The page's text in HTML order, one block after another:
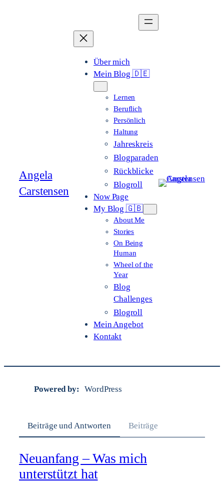
Angela
Carstensen
Über mich
Mein Blog 🇩🇪
Lernen
Beruflich
Persönlich
Haltung
Jahreskreis
Blogparaden
Rückblicke
Blogroll
Now Page
My Blog 🇬🇧
About Me
Stories
On Being
Human
Wheel of the
Year
Blog
Challenges
Blogroll
Mein Angebot
Kontakt
Powered by WordPress
Beiträge und Antworten Beiträge
Neuanfang – Was mich
unterstützt hat